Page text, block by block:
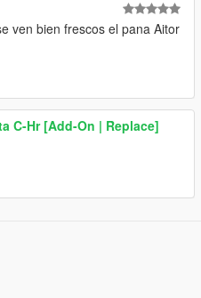
ven bien frescos el pana Aitor
C-Hr [Add-On | Replace]